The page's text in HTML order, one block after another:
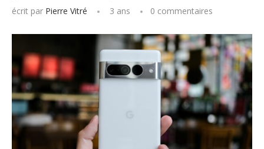
écrit par Pierre Vitré 3 ans 0 commentaires